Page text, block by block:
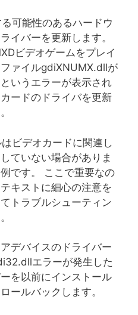
可能性のあるハードウ
イバーを更新します。
ビデオゲームをプレイ
ァイルgdiXNUMX.dllが
いうエラーが表示され
ードのドライバを更新
ビデオカードに関連し
ていない場合がありま
です。 ここで重要なの
キストに細心の注意を
トラブルシューティン
デバイスのドライバー
エラーが発生した
を以前にインストール
ールバックします。